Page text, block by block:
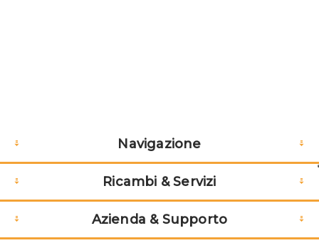
Navigazione
Ricambi & Servizi
Azienda & Supporto